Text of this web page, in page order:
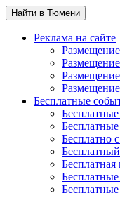
Найти в Тюмени
Реклама на сайте
Бесплатные
Бесплатно